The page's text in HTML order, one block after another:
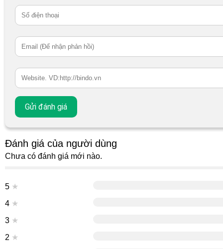
Đánh giá của người dùng
Chưa có đánh giá mới nào.
5 ★
4 ★
3 ★
2 ★